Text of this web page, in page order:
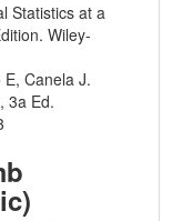
Statistics at a
Wiley-
Canela J.
3a Ed.